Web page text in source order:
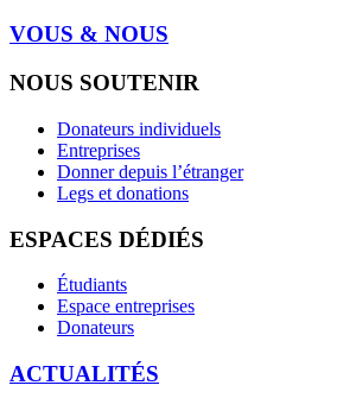
VOUS & NOUS
NOUS SOUTENIR
Donateurs individuels
Entreprises
Donner depuis l’étranger
Legs et donations
ESPACES DÉDIÉS
Étudiants
Espace entreprises
Donateurs
ACTUALITÉS